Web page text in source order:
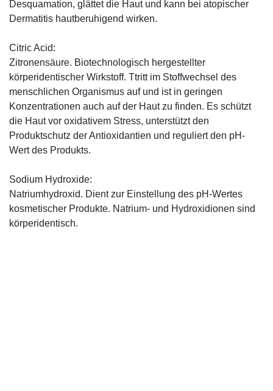
Desquamation, glättet die Haut und kann bei atopischer
Dermatitis hautberuhigend wirken.
Citric Acid:
Zitronensäure. Biotechnologisch hergestellter
körperidentischer Wirkstoff. Ttritt im Stoffwechsel des
menschlichen Organismus auf und ist in geringen
Konzentrationen auch auf der Haut zu finden. Es schützt
die Haut vor oxidativem Stress, unterstützt den
Produktschutz der Antioxidantien und reguliert den pH-
Wert des Produkts.
Sodium Hydroxide:
Natriumhydroxid. Dient zur Einstellung des pH-Wertes
kosmetischer Produkte. Natrium- und Hydroxidionen sind
körperidentisch.